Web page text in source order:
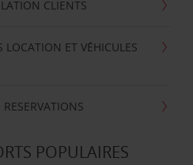
CLIENTS
LOCATION ET VÉHICULES
RESERVATIONS
POPULAIRES